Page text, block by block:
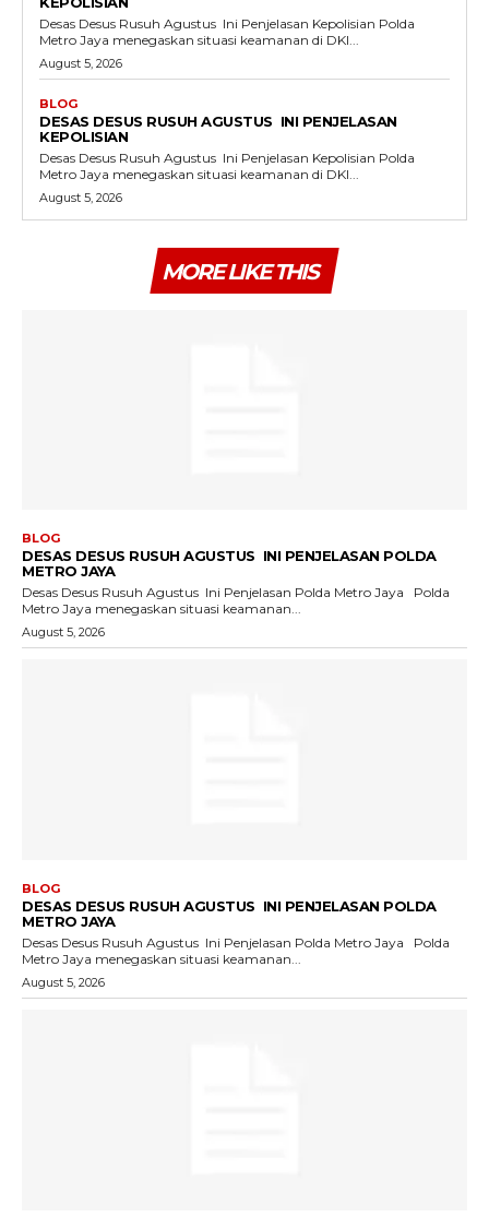
Desas Desus Rusuh Agustus Ini Penjelasan Kepolisian Polda
Metro Jaya menegaskan situasi keamanan di DKI...
August 5, 2026
BLOG
DESAS DESUS RUSUH AGUSTUS INI PENJELASAN
KEPOLISIAN
Desas Desus Rusuh Agustus Ini Penjelasan Kepolisian Polda
Metro Jaya menegaskan situasi keamanan di DKI...
August 5, 2026
MORE LIKE THIS
BLOG
DESAS DESUS RUSUH AGUSTUS INI PENJELASAN POLDA
METRO JAYA
Desas Desus Rusuh Agustus Ini Penjelasan Polda Metro Jaya Polda
Metro Jaya menegaskan situasi keamanan...
August 5, 2026
BLOG
DESAS DESUS RUSUH AGUSTUS INI PENJELASAN POLDA
METRO JAYA
Desas Desus Rusuh Agustus Ini Penjelasan Polda Metro Jaya Polda
Metro Jaya menegaskan situasi keamanan...
August 5, 2026